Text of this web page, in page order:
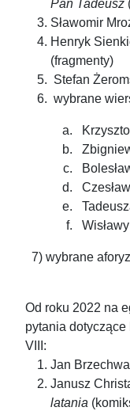
Pan Tadeusz
Sławomir
Henryk
(fragmenty)
Stefan
wybrane
7) wybrane
Od roku 2022 na
pytania
VIII:
Jan
Janusz
latania